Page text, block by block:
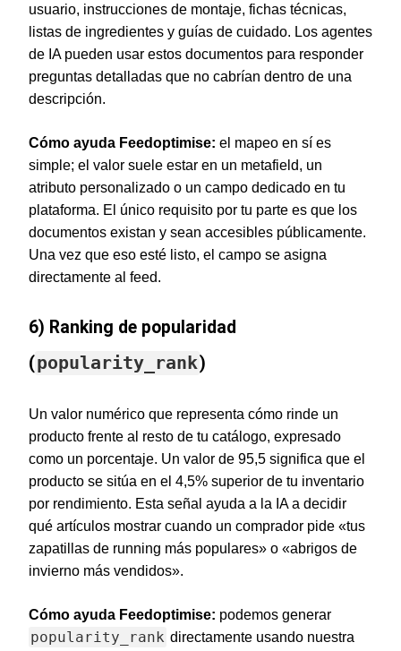
usuario, instrucciones de montaje, fichas técnicas,
listas de ingredientes y guías de cuidado. Los agentes
de IA pueden usar estos documentos para responder
preguntas detalladas que no cabrían dentro de una
descripción.
Cómo ayuda Feedoptimise: el mapeo en sí es
simple; el valor suele estar en un metafield, un
atributo personalizado o un campo dedicado en tu
plataforma. El único requisito por tu parte es que los
documentos existan y sean accesibles públicamente.
Una vez que eso esté listo, el campo se asigna
directamente al feed.
6) Ranking de popularidad
(popularity_rank)
Un valor numérico que representa cómo rinde un
producto frente al resto de tu catálogo, expresado
como un porcentaje. Un valor de 95,5 significa que el
producto se sitúa en el 4,5% superior de tu inventario
por rendimiento. Esta señal ayuda a la IA a decidir
qué artículos mostrar cuando un comprador pide «tus
zapatillas de running más populares» o «abrigos de
invierno más vendidos».
Cómo ayuda Feedoptimise: podemos generar
popularity_rank directamente usando nuestra